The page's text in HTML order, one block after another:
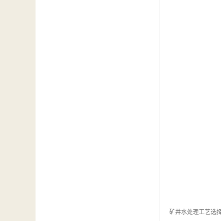
矿井水处理工艺选